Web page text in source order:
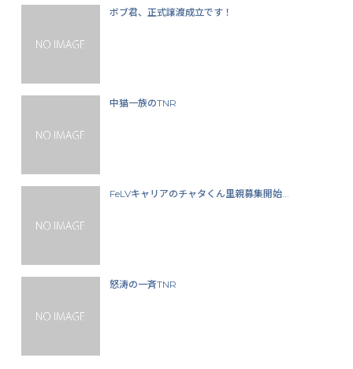
ボブ君、正式譲渡成立です！
中猫一族のTNR
FeLVキャリアのチャタくん里親募集開始...
怒涛の一斉TNR